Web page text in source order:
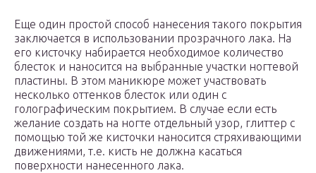
Еще один простой способ нанесения такого покрытия
заключается в использовании прозрачного лака. На
его кисточку набирается необходимое количество
блесток и наносится на выбранные участки ногтевой
пластины. В этом маникюре может участвовать
несколько оттенков блесток или один с
голографическим покрытием. В случае если есть
желание создать на ногте отдельный узор, глиттер с
помощью той же кисточки наносится стряхивающими
движениями, т.е. кисть не должна касаться
поверхности нанесенного лака.